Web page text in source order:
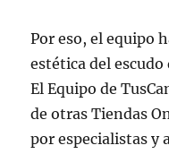
Por eso, el equipo
estética del escudo
El Equipo de
de otras Tiendas
por especialistas y